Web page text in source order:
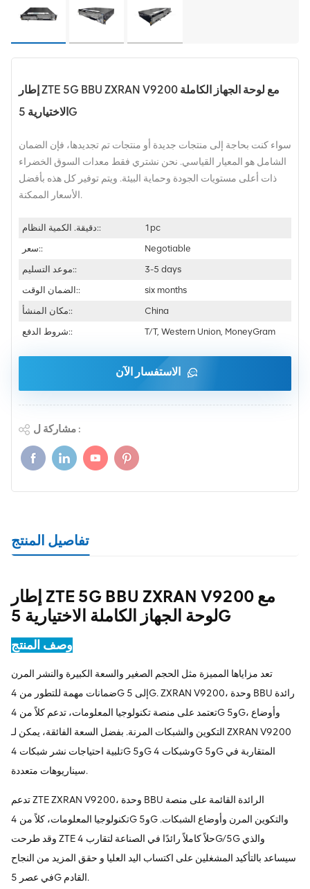
إطار ZTE 5G BBU ZXRAN V9200 مع لوحة الجهاز الكاملة
الاختيارية 5G
سواء كنت بحاجة إلى منتجات جديدة أو منتجات تم تجديدها، فإن الضمان
الشامل هو المعيار القياسي. نحن نشتري فقط معدات السوق الخضراء
ذات أعلى مستويات الجودة وحماية البيئة. ويتم توفير كل هذه بأفضل
الأسعار الممكنة.
دقيقة. الكمية النظام::
1pc
سعر::
Negotiable
موعد التسليم::
3-5 days
الضمان الوقت::
six months
مكان المنشأ::
China
شروط الدفع::
T/T, Western Union, MoneyGram
الاستفسار الآن
مشاركة ل :
تفاصيل المنتج
إطار ZTE 5G BBU ZXRAN V9200 مع
لوحة الجهاز الكاملة الاختيارية 5G
وصف المنتج
تعد مزاياها المميزة مثل الحجم الصغير والسعة الكبيرة والنشر المرن
ضمانات مهمة للتطور من 4G إلى 5G. ZXRAN V9200، وحدة BBU رائدة
تعتمد على منصة تكنولوجيا المعلومات، تدعم كلاً من 4G و5G، وأوضاع
التكوين والشبكات المرنة. بفضل السعة الفائقة، يمكن لـ ZXRAN V9200
تلبية احتياجات نشر شبكات 4G و5G وشبكات 4G و5G المتقاربة في
سيناريوهات متعددة.
تدعم ZTE ZXRAN V9200، وحدة BBU الرائدة القائمة على منصة
تكنولوجيا المعلومات، كلاً من 4G و5G والتكوين المرن وأوضاع الشبكات.
وقد طرحت ZTE حلاً كاملاً رائدًا في الصناعة لتقارب 4G/5G والذي
سيساعد بالتأكيد المشغلين على اكتساب اليد العليا و حقق المزيد من النجاح
في عصر 5G القادم.